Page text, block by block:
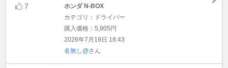
7
ホンダ N-BOX
カテゴリ：ドライバー
購入価格：5,905円
2026年7月19日 18:43
名無し@さん